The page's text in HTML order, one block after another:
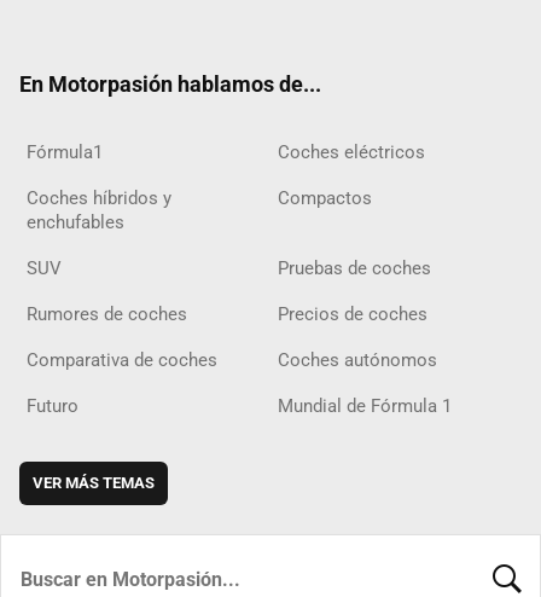
En Motorpasión hablamos de...
Fórmula1 Coches eléctricos
Coches híbridos y
enchufables
Compactos
SUV Pruebas de coches
Rumores de coches Precios de coches
Comparativa de coches Coches autónomos
Futuro Mundial de Fórmula 1
VER MÁS TEMAS